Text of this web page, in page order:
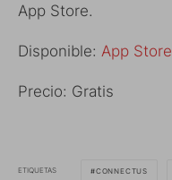
App Store.
Disponible: App Store
Precio: Gratis
ETIQUETAS CONNECTUS